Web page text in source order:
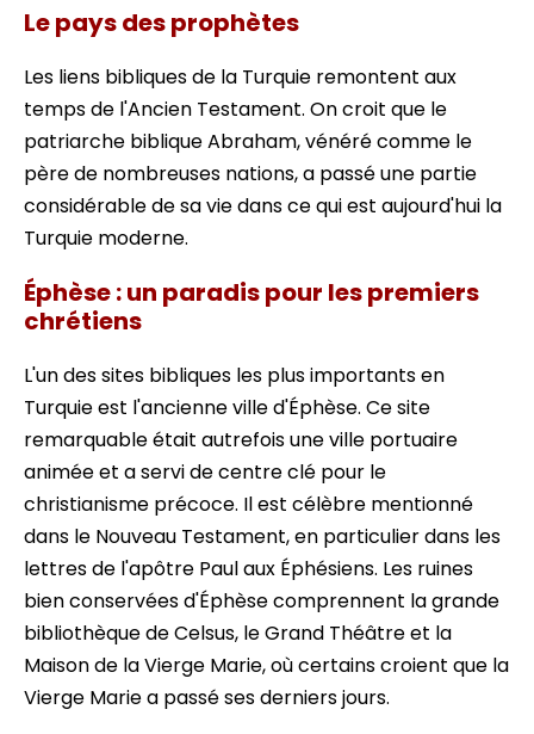
Le pays des prophètes
Les liens bibliques de la Turquie remontent aux
temps de l'Ancien Testament. On croit que le
patriarche biblique Abraham, vénéré comme le
père de nombreuses nations, a passé une partie
considérable de sa vie dans ce qui est aujourd'hui la
Turquie moderne.
Éphèse : un paradis pour les premiers
chrétiens
L'un des sites bibliques les plus importants en
Turquie est l'ancienne ville d'Éphèse. Ce site
remarquable était autrefois une ville portuaire
animée et a servi de centre clé pour le
christianisme précoce. Il est célèbre mentionné
dans le Nouveau Testament, en particulier dans les
lettres de l'apôtre Paul aux Éphésiens. Les ruines
bien conservées d'Éphèse comprennent la grande
bibliothèque de Celsus, le Grand Théâtre et la
Maison de la Vierge Marie, où certains croient que la
Vierge Marie a passé ses derniers jours.